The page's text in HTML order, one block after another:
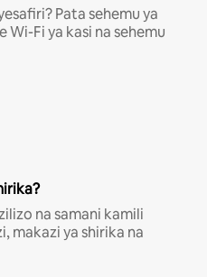
Pata sehemu ya
Wi-Fi ya kasi na sehemu
na samani kamili
makazi ya shirika na